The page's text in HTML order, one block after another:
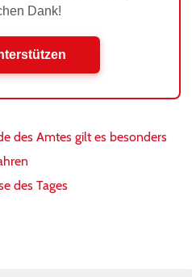
Dank!
des Amtes gilt es besonders
des Tages